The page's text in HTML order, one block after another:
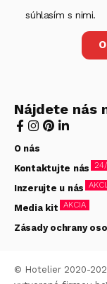
súhlasím s nimi.
Nájdete nás
O nás
Kontaktujte nás
Inzerujte u nás
Media kit AKCIA
Zásady ochrany
© Hotelier 2020-